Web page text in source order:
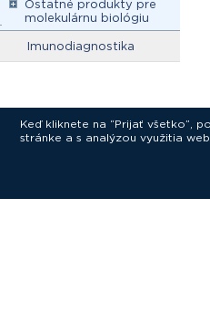
Ostatné produkty pre
molekulárnu biológiu
Imunodiagnostika
Keď kliknete na “Prijať všetko”,
stránke a s analýzou využitia